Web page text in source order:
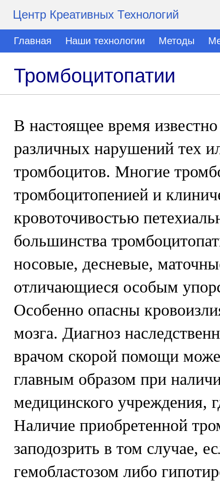
Центр Креативных Технологий
Главная Наши технологии Методы
Тромбоцитопатии
В настоящее время
различных нарушений тех
тромбоцитов. Многие
тромбоцитопенией и
кровоточивостью
большинства
носовые, десневые,
отличающиеся особым
Особенно опасны
мозга. Диагноз
врачом скорой помощи
главным образом при
медицинского учреждения,
Наличие приобретенной
заподозрить в том случае,
гемобластозом либо